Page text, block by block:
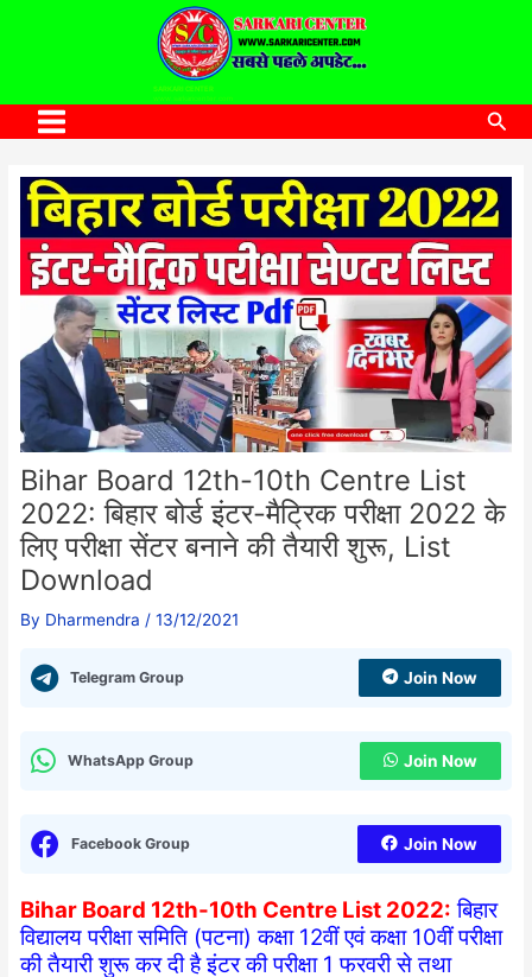
SARKARI CENTER
www.sarkaricenter.com
Main
Menu
Bihar Board 12th-10th Centre List
2022: बिहार बोर्ड इंटर-मैट्रिक परीक्षा 2022 के
लिए परीक्षा सेंटर बनाने की तैयारी शुरू, List
Download
By Dharmendra /13/12/2021
Telegram Group Join Now
WhatsApp Group Join Now
Facebook Group Join Now
Bihar Board 12th-10th Centre List 2022: बिहार
विद्यालय परीक्षा समिति (पटना) कक्षा 12वीं एवं कक्षा 10वीं परीक्षा
की तैयारी शुरू कर दी है इंटर की परीक्षा 1 फरवरी से तथा